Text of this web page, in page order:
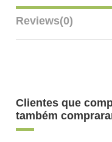
Reviews(0)
Clientes que
também